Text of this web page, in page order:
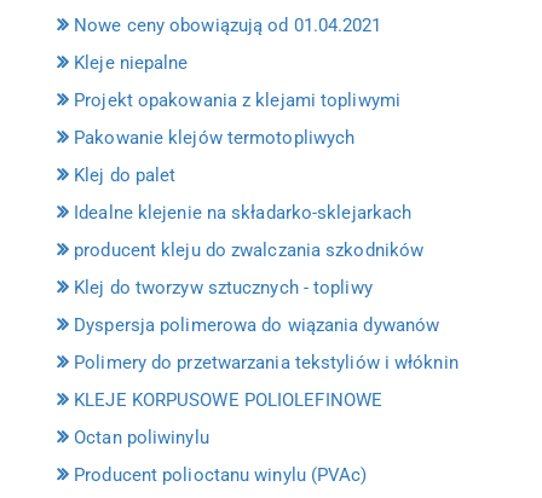
Nowe ceny obowiązują od 01.04.2021
Kleje niepalne
Projekt opakowania z klejami topliwymi
Pakowanie klejów termotopliwych
Klej do palet
Idealne klejenie na składarko-sklejarkach
producent kleju do zwalczania szkodników
Klej do tworzyw sztucznych - topliwy
Dyspersja polimerowa do wiązania dywanów
Polimery do przetwarzania tekstyliów i włóknin
KLEJE KORPUSOWE POLIOLEFINOWE
Octan poliwinylu
Producent polioctanu winylu (PVAc)